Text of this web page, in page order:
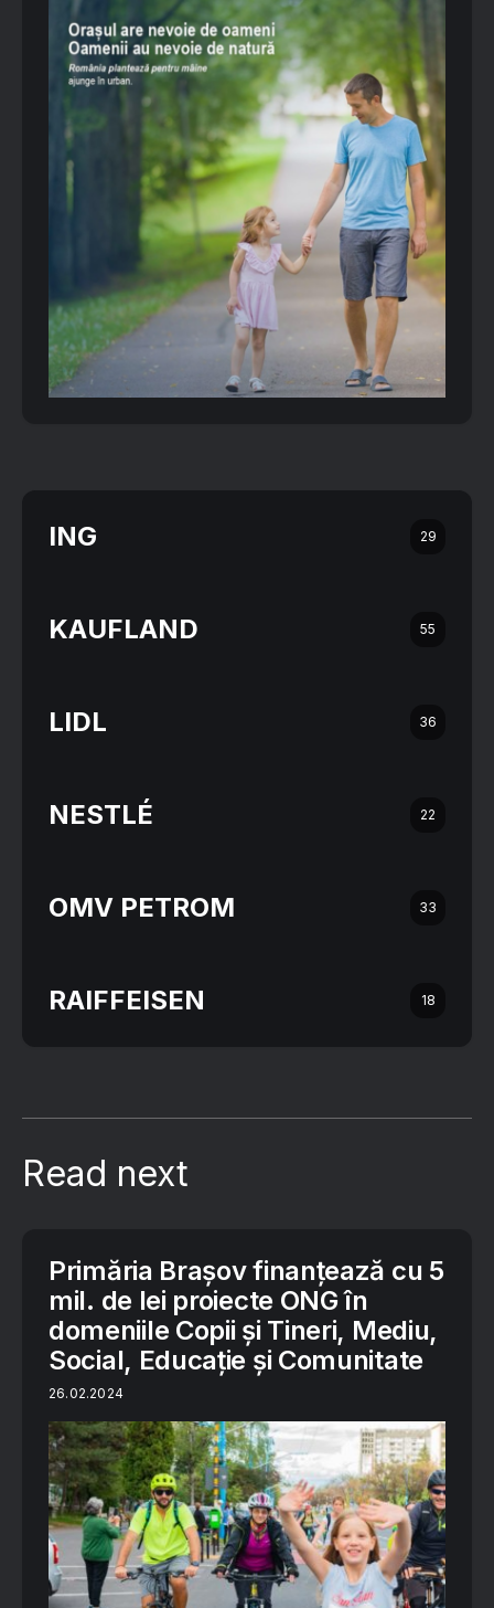
ING 29
KAUFLAND 55
LIDL 36
NESTLÉ 22
OMV PETROM 33
RAIFFEISEN 18
Read next
Primăria Brașov finanțează cu 5
mil. de lei proiecte ONG în
domeniile Copii și Tineri, Mediu,
Social, Educație și Comunitate
26.02.2024